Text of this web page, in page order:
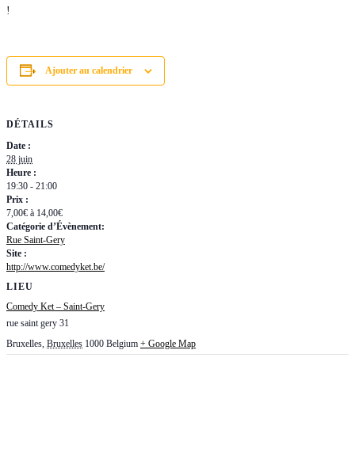
!
Ajouter au calendrier
DÉTAILS
Date :
28 juin
Heure :
19:30 - 21:00
Prix :
7,00€ à 14,00€
Catégorie d’Évènement:
Rue Saint-Gery
Site :
http://www.comedyket.be/
LIEU
Comedy Ket – Saint-Gery
rue saint gery 31
Bruxelles Bruxelles 1000 Belgium + Google Map